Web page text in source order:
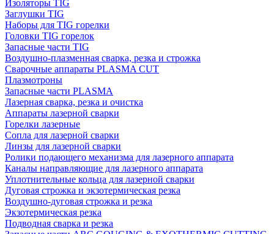
Изоляторы TIG
Заглушки TIG
Наборы для TIG горелки
Головки TIG горелок
Запасные части TIG
Воздушно-плазменная сварка, резка и строжка
Сварочные аппараты PLASMA CUT
Плазмотроны
Запасные части PLASMA
Лазерная сварка, резка и очистка
Аппараты лазерной сварки
Горелки лазерные
Сопла для лазерной сварки
Линзы для лазерной сварки
Ролики подающего механизма для лазерного аппарата
Каналы направляющие для лазерного аппарата
Уплотнительные кольца для лазерной сварки
Дуговая строжка и экзотермическая резка
Воздушно-дуговая строжка и резка
Экзотермическая резка
Подводная сварка и резка